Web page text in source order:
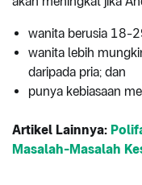
wanita berusia 18-
wanita lebih
daripada pria; dan
punya kebiasaan
Artikel Lainnya:
Masalah-Masalah